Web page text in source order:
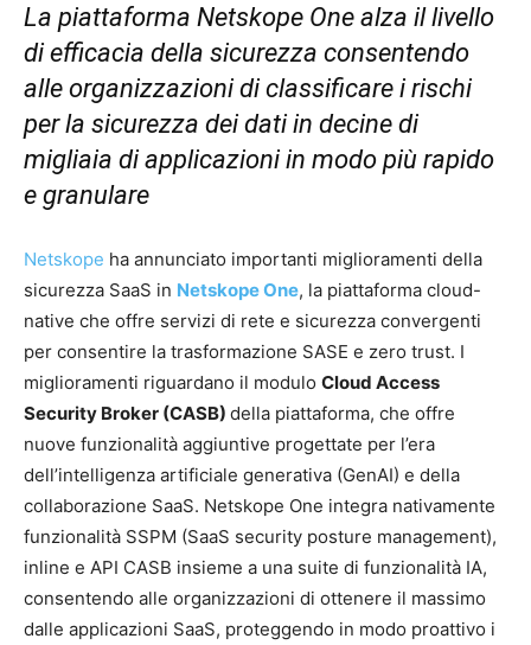
La piattaforma Netskope One alza il livello
di efficacia della sicurezza consentendo
alle organizzazioni di classificare i rischi
per la sicurezza dei dati in decine di
migliaia di applicazioni in modo più rapido
e granulare
Netskope ha annunciato importanti miglioramenti della
sicurezza SaaS in Netskope One, la piattaforma cloud-
native che offre servizi di rete e sicurezza convergenti
per consentire la trasformazione SASE e zero trust. I
miglioramenti riguardano il modulo Cloud Access
Security Broker (CASB) della piattaforma, che offre
nuove funzionalità aggiuntive progettate per l’era
dell’intelligenza artificiale generativa (GenAI) e della
collaborazione SaaS. Netskope One integra nativamente
funzionalità SSPM (SaaS security posture management),
inline e API CASB insieme a una suite di funzionalità IA,
consentendo alle organizzazioni di ottenere il massimo
dalle applicazioni SaaS, proteggendo in modo proattivo i